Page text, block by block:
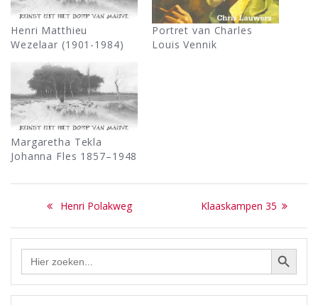
Henri Matthieu
Wezelaar (1901-1984)
Portret van Charles
Louis Vennik
Margaretha Tekla
Johanna Fles 1857–1948
Bericht
navigatie
Previous
Henri Polakweg
Next
Klaaskampen 35
Zoek Zoekknop